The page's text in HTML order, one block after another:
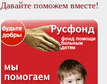
Давайте поможем вместе!